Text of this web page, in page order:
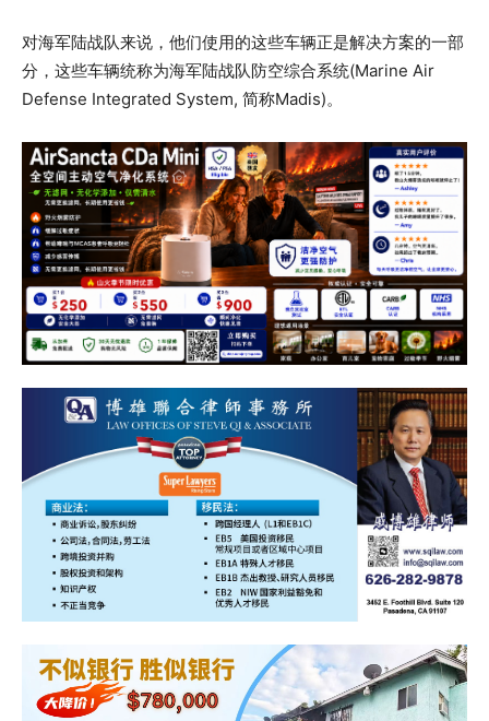
对海军陆战队来说，他们使用的这些车辆正是解决方案的一部
分，这些车辆统称为海军陆战队防空综合系统(Marine Air
Defense Integrated System, 简称Madis)。